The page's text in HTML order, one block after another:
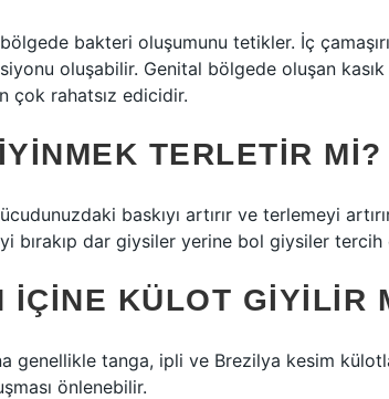
bakteri oluşumunu tetikler. İç
oluşabilir. Genital bölgede oluşan kasık
çok rahatsız edicidir.
TERLETIR MI?
baskıyı artırır ve terlemeyi
bırakıp dar giysiler yerine bol giysiler
IÇINE KÜLOT GIYILIR
genellikle tanga, ipli ve Brezilya kesim
önlenebilir.